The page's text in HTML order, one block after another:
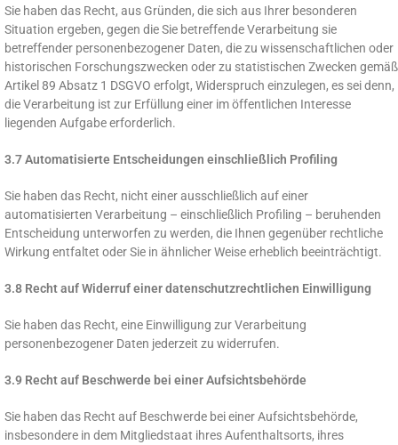
Sie haben das Recht, aus Gründen, die sich aus Ihrer besonderen
Situation ergeben, gegen die Sie betreffende Verarbeitung sie
betreffender personenbezogener Daten, die zu wissenschaftlichen oder
historischen Forschungszwecken oder zu statistischen Zwecken gemäß
Artikel 89 Absatz 1 DSGVO erfolgt, Widerspruch einzulegen, es sei denn,
die Verarbeitung ist zur Erfüllung einer im öffentlichen Interesse
liegenden Aufgabe erforderlich.
3.7 Automatisierte Entscheidungen einschließlich Profiling
Sie haben das Recht, nicht einer ausschließlich auf einer
automatisierten Verarbeitung – einschließlich Profiling – beruhenden
Entscheidung unterworfen zu werden, die Ihnen gegenüber rechtliche
Wirkung entfaltet oder Sie in ähnlicher Weise erheblich beeinträchtigt.
3.8 Recht auf Widerruf einer datenschutzrechtlichen Einwilligung
Sie haben das Recht, eine Einwilligung zur Verarbeitung
personenbezogener Daten jederzeit zu widerrufen.
3.9 Recht auf Beschwerde bei einer Aufsichtsbehörde
Sie haben das Recht auf Beschwerde bei einer Aufsichtsbehörde,
insbesondere in dem Mitgliedstaat ihres Aufenthaltsorts, ihres